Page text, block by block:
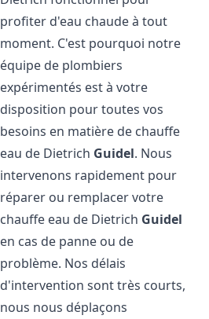
profiter d'eau chaude à tout
moment. C'est pourquoi notre
équipe de plombiers
expérimentés est à votre
disposition pour toutes vos
besoins en matière de chauffe
eau de Dietrich Guidel. Nous
intervenons rapidement pour
réparer ou remplacer votre
chauffe eau de Dietrich Guidel
en cas de panne ou de
problème. Nos délais
d'intervention sont très courts,
nous nous déplaçons